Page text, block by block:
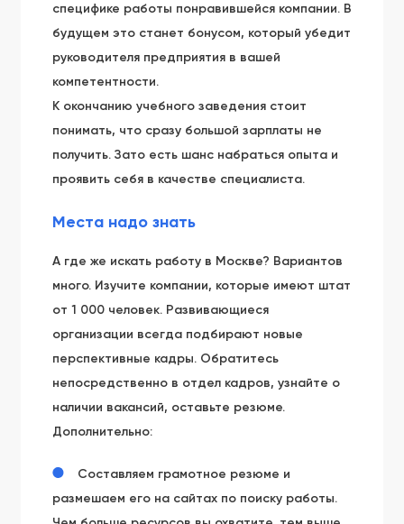
специфике работы понравившейся компании. В
будущем это станет бонусом, который убедит
руководителя предприятия в вашей
компетентности.
К окончанию учебного заведения стоит
понимать, что сразу большой зарплаты не
получить. Зато есть шанс набраться опыта и
проявить себя в качестве специалиста.
Места надо знать
А где же искать работу в Москве? Вариантов
много. Изучите компании, которые имеют штат
от 1 000 человек. Развивающиеся
организации всегда подбирают новые
перспективные кадры. Обратитесь
непосредственно в отдел кадров, узнайте о
наличии вакансий, оставьте резюме.
Дополнительно:
Составляем грамотное резюме и
размешаем его на сайтах по поиску работы.